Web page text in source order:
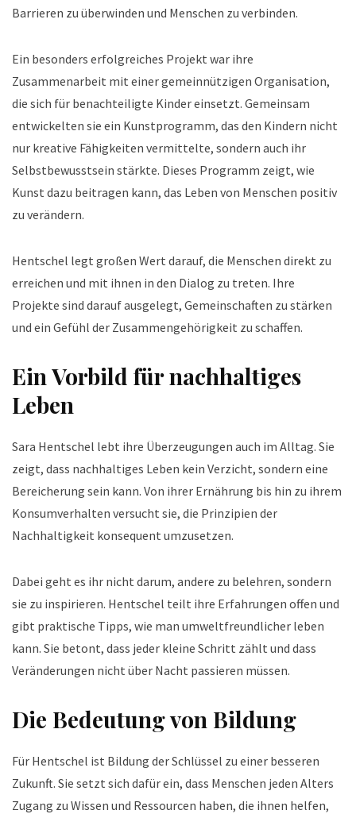
Barrieren zu überwinden und Menschen zu verbinden.
Ein besonders erfolgreiches Projekt war ihre
Zusammenarbeit mit einer gemeinnützigen Organisation,
die sich für benachteiligte Kinder einsetzt. Gemeinsam
entwickelten sie ein Kunstprogramm, das den Kindern nicht
nur kreative Fähigkeiten vermittelte, sondern auch ihr
Selbstbewusstsein stärkte. Dieses Programm zeigt, wie
Kunst dazu beitragen kann, das Leben von Menschen positiv
zu verändern.
Hentschel legt großen Wert darauf, die Menschen direkt zu
erreichen und mit ihnen in den Dialog zu treten. Ihre
Projekte sind darauf ausgelegt, Gemeinschaften zu stärken
und ein Gefühl der Zusammengehörigkeit zu schaffen.
Ein Vorbild für nachhaltiges
Leben
Sara Hentschel lebt ihre Überzeugungen auch im Alltag. Sie
zeigt, dass nachhaltiges Leben kein Verzicht, sondern eine
Bereicherung sein kann. Von ihrer Ernährung bis hin zu ihrem
Konsumverhalten versucht sie, die Prinzipien der
Nachhaltigkeit konsequent umzusetzen.
Dabei geht es ihr nicht darum, andere zu belehren, sondern
sie zu inspirieren. Hentschel teilt ihre Erfahrungen offen und
gibt praktische Tipps, wie man umweltfreundlicher leben
kann. Sie betont, dass jeder kleine Schritt zählt und dass
Veränderungen nicht über Nacht passieren müssen.
Die Bedeutung von Bildung
Für Hentschel ist Bildung der Schlüssel zu einer besseren
Zukunft. Sie setzt sich dafür ein, dass Menschen jeden Alters
Zugang zu Wissen und Ressourcen haben, die ihnen helfen,